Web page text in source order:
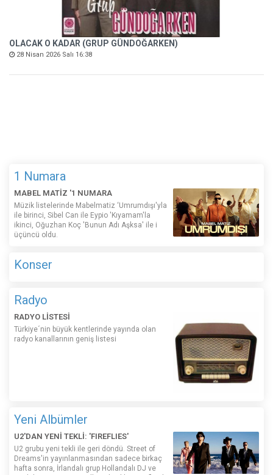
OLACAK O KADAR (GRUP GÜNDOĞARKEN)
28 Nisan 2026 Salı 16:38
1 Numara
MABEL MATİZ '1 NUMARA
Müzik listelerinde Mabelmatiz ‘Umrumdışı'yla
ile birinci, Sibel Can ile Eypio 'Kıyamam'la
ikinci, Oğuzhan Koç 'Bunun Adı Aşksa' ile i
üçüncü oldu.
Konser
Radyo
RADYO LİSTESİ
Türkiye´nin büyük kentlerinde yayında olan
radyo kanallarının geniş listesi
Yeni Albümler
U2'DAN YENİ TEKLİ: 'FIREFLIES'
U2 grubu yeni tekli ile geri döndü. Street of
Dreams'in yayınlanmasından sadece birkaç
hafta sonra, İrlandalı grup Hollandalı DJ ve